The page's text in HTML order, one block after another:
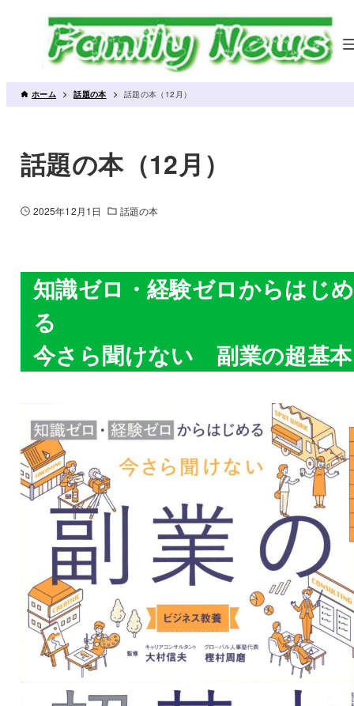
ホーム 話題の本 話題の本（12月）
話題の本（12月）
2025年12月1日 話題の本
知識ゼロ・経験ゼロからはじめ
る
今さら聞けない 副業の超基本